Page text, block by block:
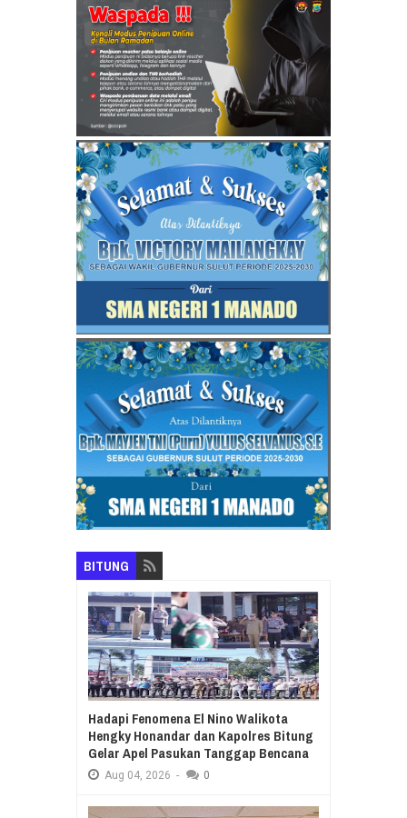
BITUNG
Hadapi Fenomena El Nino Walikota
Hengky Honandar dan Kapolres Bitung
Gelar Apel Pasukan Tanggap Bencana
Aug 04, 2026 - 0